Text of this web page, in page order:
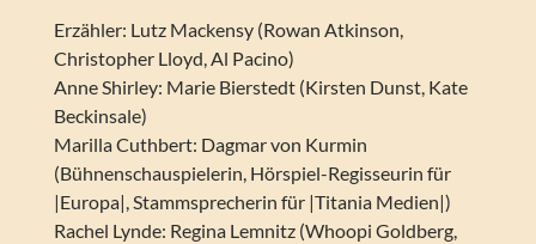
Erzähler: Lutz Mackensy (Rowan Atkinson,
Christopher Lloyd, Al Pacino)
Anne Shirley: Marie Bierstedt (Kirsten Dunst, Kate
Beckinsale)
Marilla Cuthbert: Dagmar von Kurmin
(Bühnenschauspielerin, Hörspiel-Regisseurin für
|Europa|, Stammsprecherin für |Titania Medien|)
Rachel Lynde: Regina Lemnitz (Whoopi Goldberg,